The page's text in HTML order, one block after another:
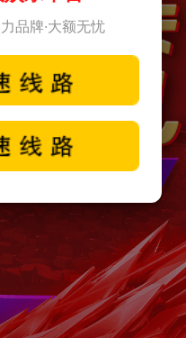
品牌·大额无忧